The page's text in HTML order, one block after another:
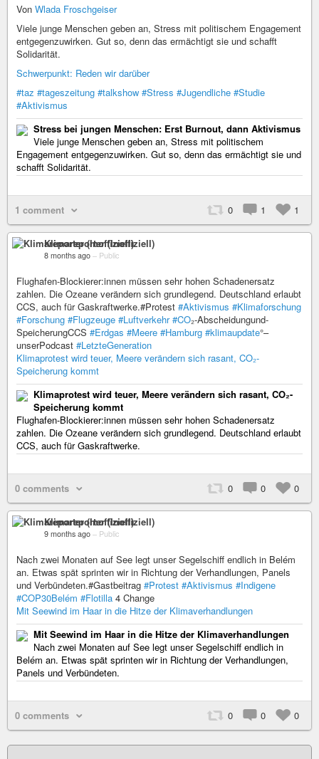
Von Wlada Froschgeiser
Viele junge Menschen geben an, Stress mit politischem Engagement
entgegenzuwirken. Gut so, denn das ermächtigt sie und schafft
Solidarität.
Schwerpunkt: Reden wir darüber
#taz #tageszeitung #talkshow #Stress #Jugendliche #Studie
#Aktivismus
Stress bei jungen Menschen: Erst Burnout, dann Aktivismus
Viele junge Menschen geben an, Stress mit politischem
Engagement entgegenzuwirken. Gut so, denn das ermächtigt sie und
schafft Solidarität.
1 comment 0 1 1
Klimareporter (Inoffiziell)
8 months ago – Public
Flughafen-Blockierer:innen müssen sehr hohen Schadenersatz
zahlen. Die Ozeane verändern sich grundlegend. Deutschland erlaubt
CCS, auch für Gaskraftwerke.#Protest #Aktivismus #Klimaforschung
#Forschung #Flugzeuge #Luftverkehr #CO₂-Abscheidungund-
SpeicherungCCS #Erdgas #Meere #Hamburg #klimaupdate°–
unserPodcast #LetzteGeneration
Klimaprotest wird teuer, Meere verändern sich rasant, CO₂-
Speicherung kommt
Klimaprotest wird teuer, Meere verändern sich rasant, CO₂-
Speicherung kommt
Flughafen-Blockierer:innen müssen sehr hohen Schadenersatz
zahlen. Die Ozeane verändern sich grundlegend. Deutschland erlaubt
CCS, auch für Gaskraftwerke.
0 comments 0 0 0
Klimareporter (Inoffiziell)
9 months ago – Public
Nach zwei Monaten auf See legt unser Segelschiff endlich in Belém
an. Etwas spät sprinten wir in Richtung der Verhandlungen, Panels
und Verbündeten.#Gastbeitrag #Protest #Aktivismus #Indigene
#COP30Belém #Flotilla 4 Change
Mit Seewind im Haar in die Hitze der Klimaverhandlungen
Mit Seewind im Haar in die Hitze der Klimaverhandlungen
Nach zwei Monaten auf See legt unser Segelschiff endlich in
Belém an. Etwas spät sprinten wir in Richtung der Verhandlungen,
Panels und Verbündeten.
0 comments 0 0 0